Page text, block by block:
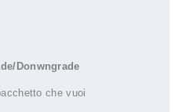
Donwngrade
che vuoi